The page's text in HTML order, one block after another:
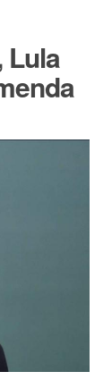
Lula